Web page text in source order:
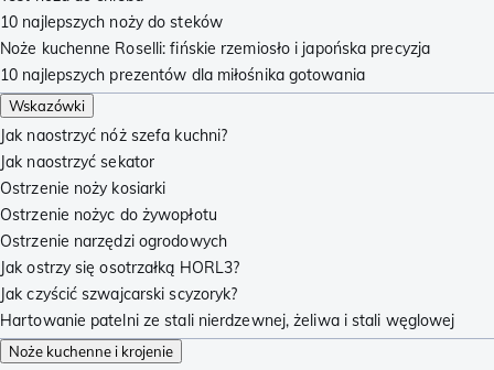
10 najlepszych noży do steków
Noże kuchenne Roselli: fińskie rzemiosło i japońska precyzja
10 najlepszych prezentów dla miłośnika gotowania
Wskazówki
Jak naostrzyć nóż szefa kuchni?
Jak naostrzyć sekator
Ostrzenie noży kosiarki
Ostrzenie nożyc do żywopłotu
Ostrzenie narzędzi ogrodowych
Jak ostrzy się osotrzałką HORL3?
Jak czyścić szwajcarski scyzoryk?
Hartowanie patelni ze stali nierdzewnej, żeliwa i stali węglowej
Noże kuchenne i krojenie